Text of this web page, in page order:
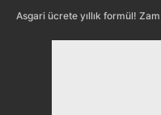
Asgari ücrete yıllık formül!